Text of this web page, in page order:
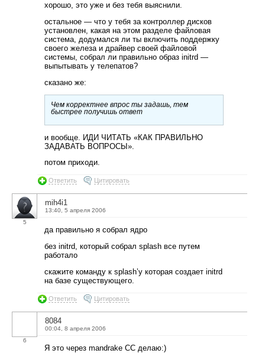
хорошо, это уже и без тебя выяснили.
остальное — что у тебя за контроллер дисков
установлен, какая на этом разделе файловая
система, додумался ли ты включить поддержку
своего железа и драйвер своей файловой
системы, собрал ли правильно образ initrd —
выпытывать у телепатов?
сказано же:
Чем корректнее впрос ты задашь, тем
быстрее получишь ответ
и вообще. ИДИ ЧИТАТЬ «КАК ПРАВИЛЬНО
ЗАДАВАТЬ ВОПРОСЫ».
потом приходи.
Ответить Цитировать
5
mih4i1
13:40, 5 апреля 2006
да правильно я собрал ядро
без initrd, который собрал splash все путем
работало
скажите команду к splash’у которая создает initrd
на базе существующего.
Ответить Цитировать
6
8084
00:04, 8 апреля 2006
Я это через mandrake CC делаю:)